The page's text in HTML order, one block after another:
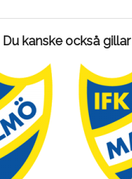
Du kanske också gillar